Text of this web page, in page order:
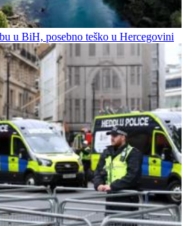
u BiH, posebno teško u Hercegovini